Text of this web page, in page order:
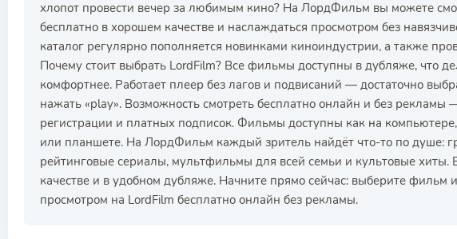
хлопот провести вечер за любимым кино? На ЛордФильм вы можете
бесплатно в хорошем качестве и наслаждаться просмотром без
каталог регулярно пополняется новинками киноиндустрии, а также
Почему стоит выбрать LordFilm? Все фильмы доступны в дубляже, что
комфортнее. Работает плеер без лагов и подвисаний — достаточно
нажать «play». Возможность смотреть бесплатно онлайн и без рекламы
регистрации и платных подписок. Фильмы доступны как на
или планшете. На ЛордФильм каждый зритель найдёт что-то по душе:
рейтинговые сериалы, мультфильмы для всей семьи и культовые хиты.
качестве и в удобном дубляже. Начните прямо сейчас: выберите фильм
просмотром на LordFilm бесплатно онлайн без рекламы.